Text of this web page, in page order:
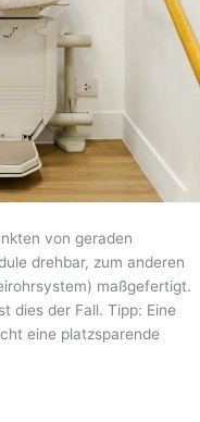
von geraden
drehbar, zum anderen
maßgefertigt.
dies der Fall. Tipp: Eine
eine platzsparende